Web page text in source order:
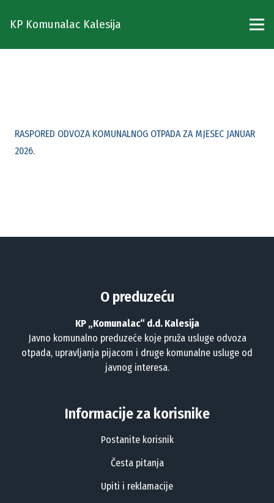
KP Komunalac Kalesija
RASPORED ODVOZA KOMUNALNOG OTPADA ZA MJESEC JANUAR
2026.
O preduzeću
KP „Komunalac“ d.d. Kalesija
Javno komunalno preduzeće koje pruža usluge odvoza
otpada, upravljanja pijacom i druge komunalne usluge od
javnog interesa.
Informacije za korisnike
Postanite korisnik
Česta pitanja
Upiti i reklamacije